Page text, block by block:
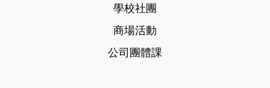
學校社團
商場活動
公司團體課